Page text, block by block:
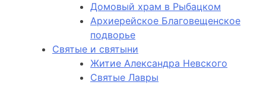
Домовый храм в Рыбацком
Архиерейское Благовещенское
подворье
Святые и святыни
Житие Александра Невского
Святые Лавры